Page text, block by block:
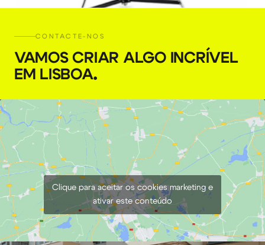
€18,00 + 23% VAT
CONTACTE-NOS
VAMOS CRIAR ALGO INCRÍVEL
EM LISBOA.
Clique para aceitar os cookies marketing e
ativar este conteúdo